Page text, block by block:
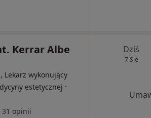
Kerrar Albe
Lekarz wykonujący
estetycznej ·
31 opinii
Dziś
7 Sie